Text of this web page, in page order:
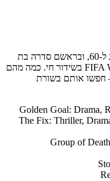
חמישה סיפורים חדשים מביאים את הקטלוג ל-60, ובראשם סדרה בת
ארבעה חלקים הקשורה ל-FIFA World Cup 2026 בשידור חי. כמה מהם
חפשו אותם בשורת
59. The Fix: Thriller,
58. Group of